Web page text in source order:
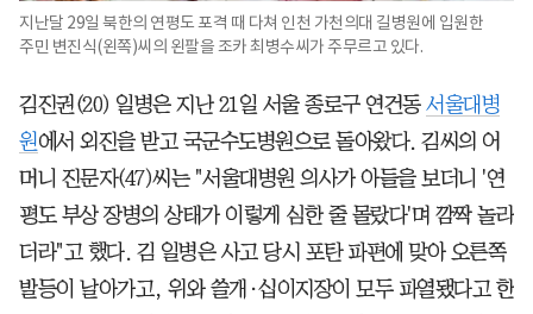
지난달 29일 북한의 연평도 포격 때 다쳐 인천 가천의대 길병원에 입원한
주민 변진식(왼쪽)씨의 왼팔을 조카 최병수씨가 주무르고 있다.
김진권(20) 일병은 지난 21일 서울 종로구 연건동 서울대병
원에서 외진을 받고 국군수도병원으로 돌아왔다. 김씨의 어
머니 진문자(47)씨는 "서울대병원 의사가 아들을 보더니 '연
평도 부상 장병의 상태가 이렇게 심한 줄 몰랐다'며 깜짝 놀라
더라"고 했다. 김 일병은 사고 당시 포탄 파편에 맞아 오른쪽
발등이 날아가고, 위와 쓸개·십이지장이 모두 파열됐다고 한